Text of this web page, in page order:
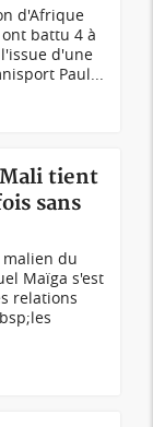
d'Afrique
battu 4 à
d'une
Paul...
tient
sans
du
Maïga s'est
relations